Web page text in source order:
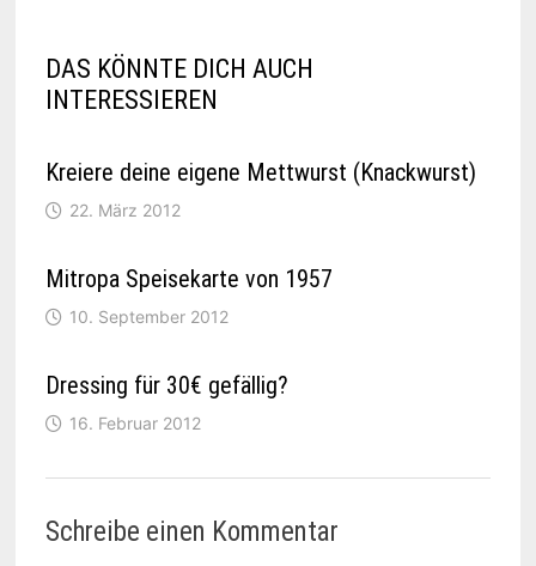
DAS KÖNNTE DICH AUCH
INTERESSIEREN
Kreiere deine eigene Mettwurst (Knackwurst)
22. März 2012
Mitropa Speisekarte von 1957
10. September 2012
Dressing für 30€ gefällig?
16. Februar 2012
Schreibe einen Kommentar